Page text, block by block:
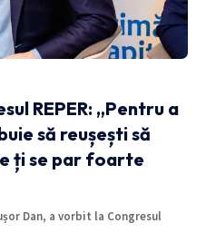
REPER: „Pentru a
să reușești să
ți se par foarte
Dan, a vorbit la Congresul